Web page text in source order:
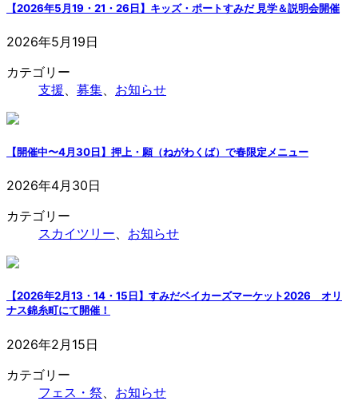
【2026年5月19・21・26日】キッズ・ポートすみだ 見学＆説明会開催
2026年5月19日
カテゴリー
支援
募集 お知らせ
【開催中〜4月30日】押上・願（ねがわくば）で春限定メニュー
2026年4月30日
カテゴリー
スカイツリー、 お知らせ
【2026年2月13・14・15日】すみだベイカーズマーケット2026 オリ
ナス錦糸町にて開催！
2026年2月15日
カテゴリー
フェス・祭
お知らせ